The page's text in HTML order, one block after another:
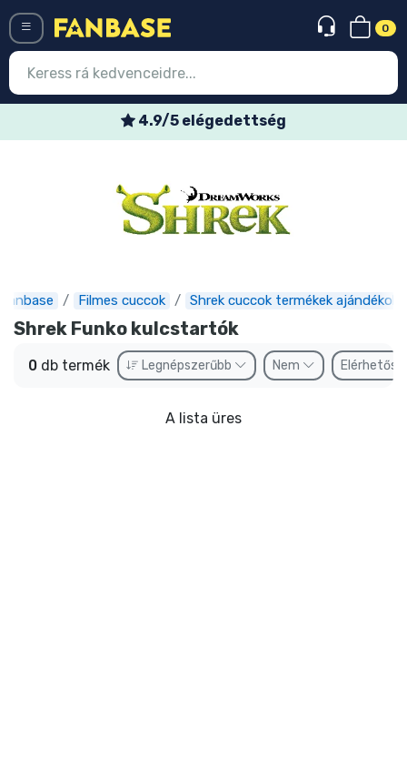
0
4.9/5 elégedettség
Fanbase Filmes cuccok Shrek cuccok termékek ajándékok
Shrek Funko kulcstartók
0 db termék Legnépszerűbb Nem
A lista üres
Legújabb cuccok
Express szállítás
Előrendelhető cuccok
Outlet cuccok